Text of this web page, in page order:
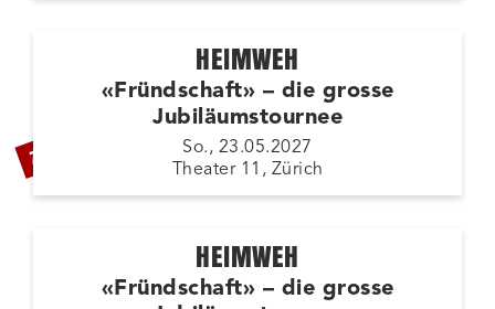
ZUSATZSHOW
HEIMWEH
«Fründschaft» – die grosse
Jubiläumstournee
So., 23.05.2027
Theater 11, Zürich
HEIMWEH
«Fründschaft» – die grosse